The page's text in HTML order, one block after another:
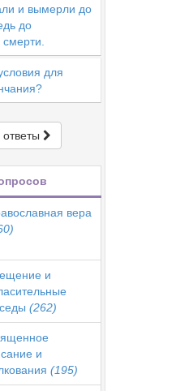
и вымерли до
до
для
ответы
вера
и
(262)
и
(195)